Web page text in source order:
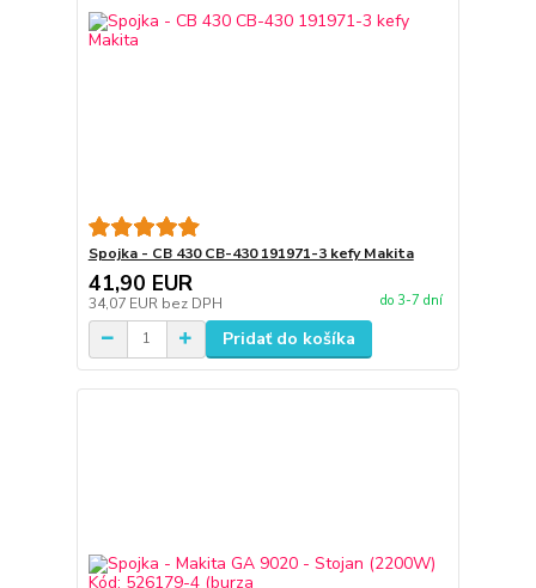
Spojka - CB 430 CB-430 191971-3 kefy Makita
41,90 EUR
34,07 EUR bez DPH do 3-7 dní
Pridať do košíka